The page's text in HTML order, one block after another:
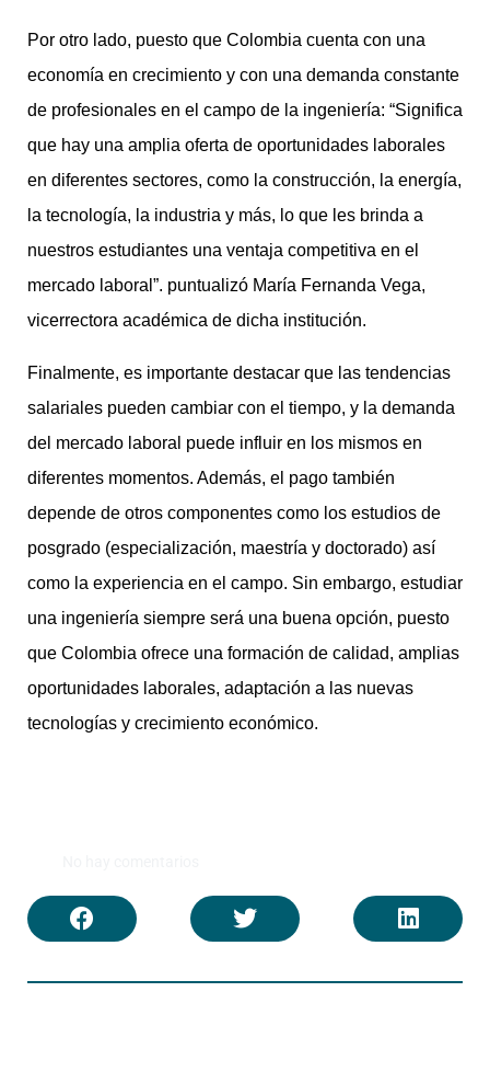
Por otro lado, puesto que Colombia cuenta con una
economía en crecimiento y con una demanda constante
de profesionales en el campo de la ingeniería: “Significa
que hay una amplia oferta de oportunidades laborales
en diferentes sectores, como la construcción, la energía,
la tecnología, la industria y más, lo que les brinda a
nuestros estudiantes una ventaja competitiva en el
mercado laboral”. puntualizó María Fernanda Vega,
vicerrectora académica de dicha institución.
Finalmente, es importante destacar que las tendencias
salariales pueden cambiar con el tiempo, y la demanda
del mercado laboral puede influir en los mismos en
diferentes momentos. Además, el pago también
depende de otros componentes como los estudios de
posgrado (especialización, maestría y doctorado) así
como la experiencia en el campo. Sin embargo, estudiar
una ingeniería siempre será una buena opción, puesto
que Colombia ofrece una formación de calidad, amplias
oportunidades laborales, adaptación a las nuevas
tecnologías y crecimiento económico.